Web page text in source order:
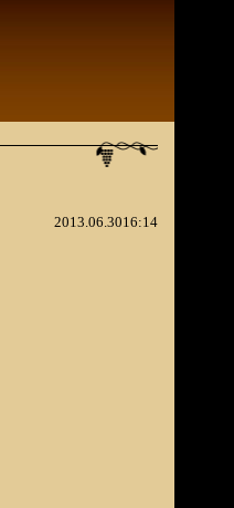
2013.06.3016:14